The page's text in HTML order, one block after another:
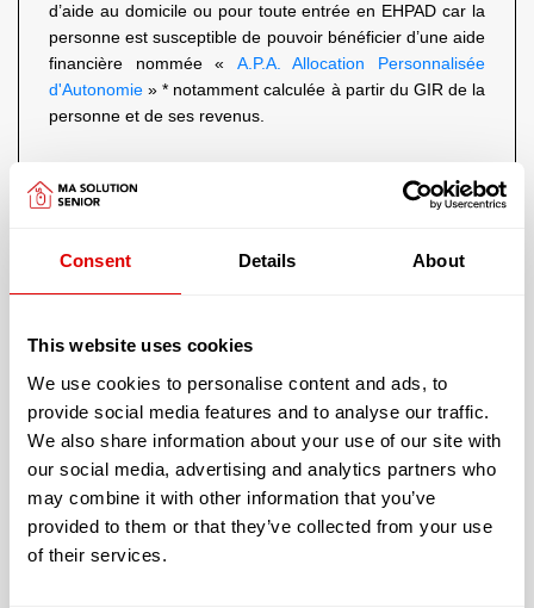
Consent Details About
This website uses cookies
We use cookies to personalise content and ads, to
provide social media features and to analyse our traffic.
We also share information about your use of our site with
our social media, advertising and analytics partners who
may combine it with other information that you’ve
provided to them or that they’ve collected from your use
of their services.
d’aide au domicile ou pour toute entrée en EHPAD car la
personne est susceptible de pouvoir bénéficier d’une aide
financière nommée « A.P.A. Allocation Personnalisée
d'Autonomie» * notamment calculée à partir du GIR de la
personne et de ses revenus.
Quelles sont les
différentes notations GIR
(Groupe
Iso Ressources)
sont gravement altérées et nécessitent la présence
continue d’intervenants.
LeGIR 2correspond à deux catégories de
personnes âgées dépendantes :
les personnes confinées au lit ou au fauteuil,
dont les fonctions mentales ne sont pas
totalement altérées et qui ont besoin d’une